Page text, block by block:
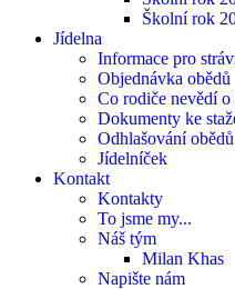
Školní rok
Jídelna
Informace pro
Objednávka obědů
Co rodiče nevědí
Dokumenty ke
Odhlašování obědů
Jídelníček
Kontakt
Kontakty
To jsme my...
Náš tým
Milan Khas
Napište nám